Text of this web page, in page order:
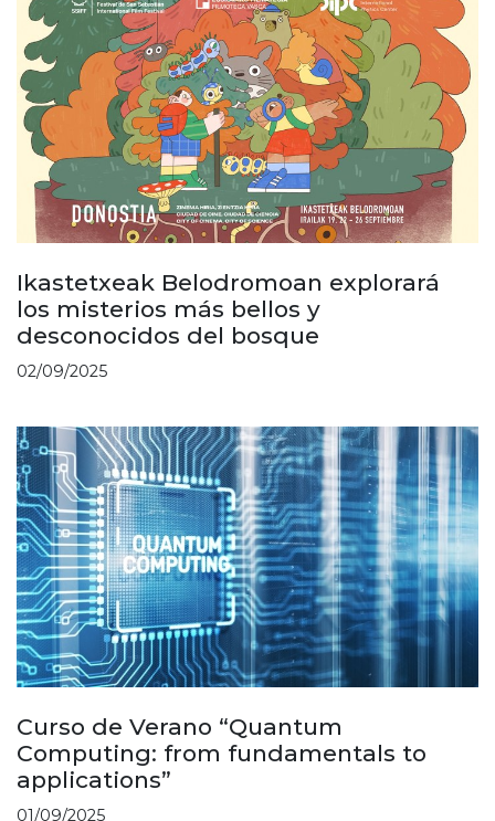
Ikastetxeak Belodromoan explorará
los misterios más bellos y
desconocidos del bosque
02/09/2025
Curso de Verano “Quantum
Computing: from fundamentals to
applications”
01/09/2025